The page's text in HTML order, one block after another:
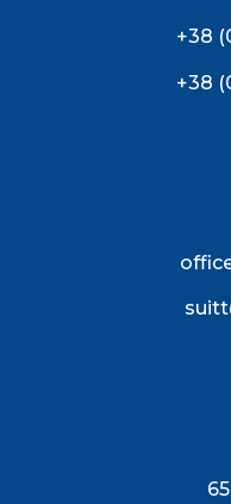
+38
+38